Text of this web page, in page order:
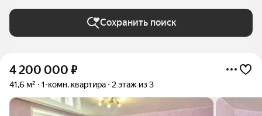
Сохранить поиск
4 200 000 ₽
41,6 м² 1-комн. квартира 2 этаж из 3